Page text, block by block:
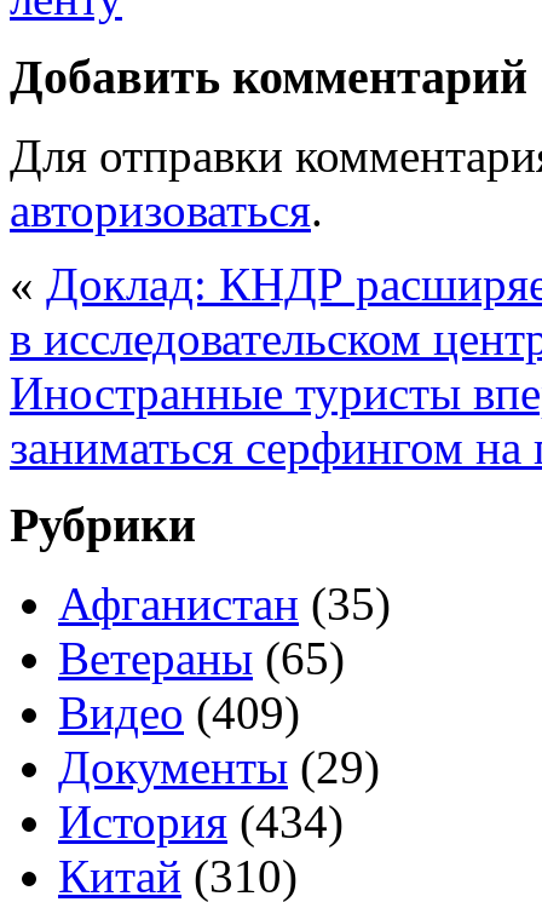
Добавить комментарий
Для отправки
авторизоваться.
« Доклад: КНДР
в исследовательском
Иностранные туристы
заниматься серфингом
Рубрики
Афганистан (35)
Ветераны (65)
Видео (409)
Документы (29)
История (434)
Китай (310)